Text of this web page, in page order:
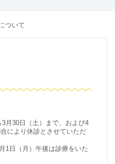
ついて
月30日（土）まで、および4
により休診とさせていただ
1日（月）午後は診療をいた